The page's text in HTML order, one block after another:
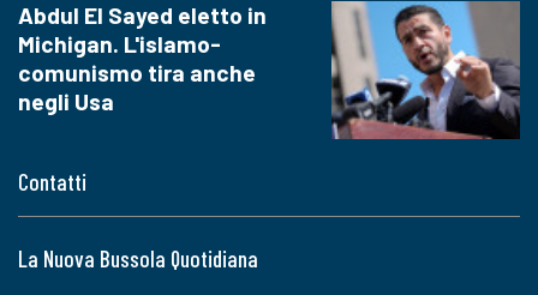
Contatti
La Nuova Bussola Quotidiana
Abdul El Sayed eletto in
Michigan. L'islamo-
comunismo tira anche
negli Usa